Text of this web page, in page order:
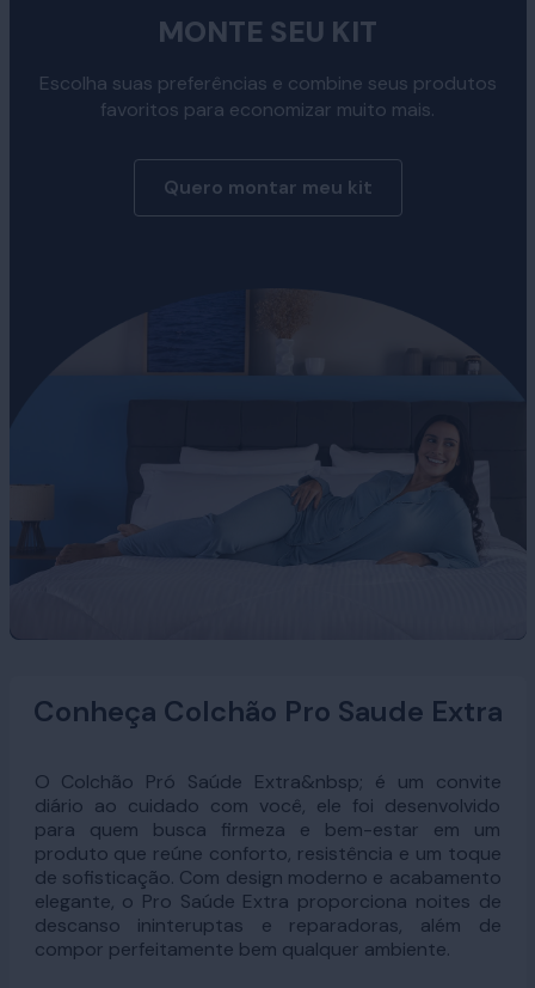
MONTE SEU KIT
Escolha suas preferências e combine seus produtos
favoritos para economizar muito mais.
Quero montar meu kit
Conheça Colchão Pro Saude Extra
O Colchão Pró Saúde Extra&nbsp; é um convite
diário ao cuidado com você, ele foi desenvolvido
para quem busca firmeza e bem-estar em um
produto que reúne conforto, resistência e um toque
de sofisticação. Com design moderno e acabamento
elegante, o Pro Saúde Extra proporciona noites de
descanso ininteruptas e reparadoras, além de
compor perfeitamente bem qualquer ambiente.